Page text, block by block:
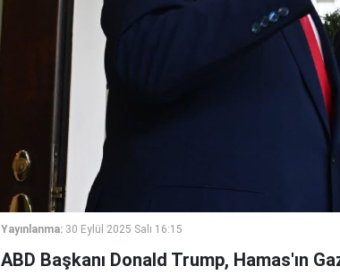
Yayınlanma: 30 Eylül 2025 Salı 16:15
ABD Başkanı Donald Trump, Hamas'ın